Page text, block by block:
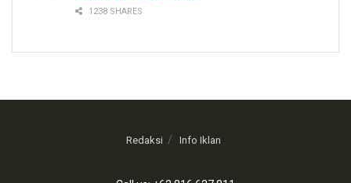
1238 SHARES
Redaksi Info Iklan